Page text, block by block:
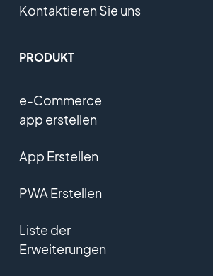
Kontaktieren Sie uns
PRODUKT
e-Commerce
app erstellen
App Erstellen
PWA Erstellen
Liste der
Erweiterungen